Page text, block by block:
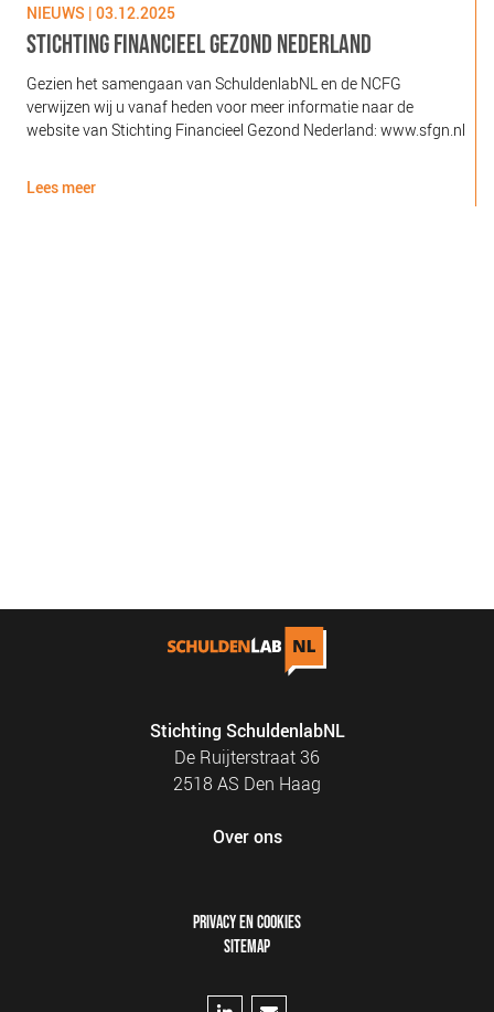
NIEUWS | 03.12.2025
STICHTING FINANCIEEL GEZOND NEDERLAND
Gezien het samengaan van SchuldenlabNL en de NCFG
verwijzen wij u vanaf heden voor meer informatie naar de
website van Stichting Financieel Gezond Nederland: www.sfgn.nl
Lees meer
Stichting SchuldenlabNL
De Ruijterstraat 36
2518 AS Den Haag
Over ons
PRIVACY EN COOKIES
SITEMAP